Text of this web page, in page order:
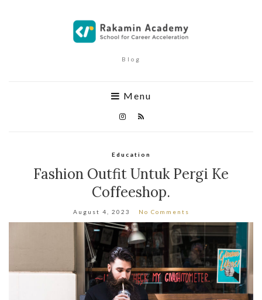
Blog
Menu
Education
Fashion Outfit Untuk Pergi Ke
Coffeeshop.
August 4, 2023 No Comments